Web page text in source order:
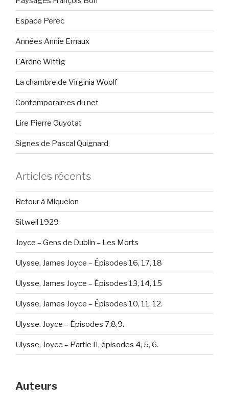
Espace Perec
Années Annie Ernaux
L'Arène Wittig
La chambre de Virginia Woolf
Contemporain·es du net
Lire Pierre Guyotat
Signes de Pascal Quignard
Articles récents
Retour à Miquelon
Sitwell 1929
Joyce – Gens de Dublin – Les Morts
Ulysse, James Joyce – Épisodes 16, 17, 18
Ulysse, James Joyce – Épisodes 13, 14, 15
Ulysse, James Joyce – Épisodes 10, 11, 12.
Ulysse. Joyce – Épisodes 7,8,9.
Ulysse, Joyce – Partie II, épisodes 4, 5, 6.
Auteurs